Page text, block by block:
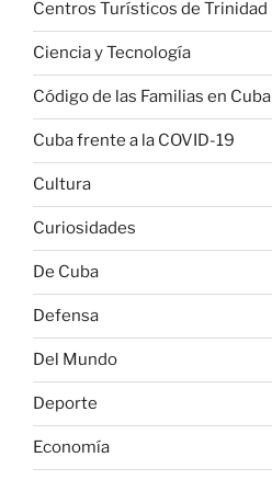
Centros Turísticos de Trinidad
Ciencia y Tecnología
Código de las Familias en Cuba
Cuba frente a la COVID-19
Cultura
Curiosidades
De Cuba
Defensa
Del Mundo
Deporte
Economía